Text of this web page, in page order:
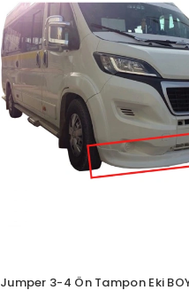
Jumper 3-4 Ön Tampon Eki